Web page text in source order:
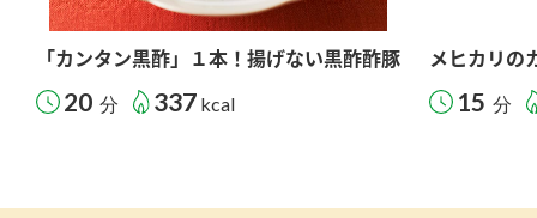
「カンタン黒酢」１本！揚げない黒酢酢豚
20 分 337 kcal
メヒカリの
15 分